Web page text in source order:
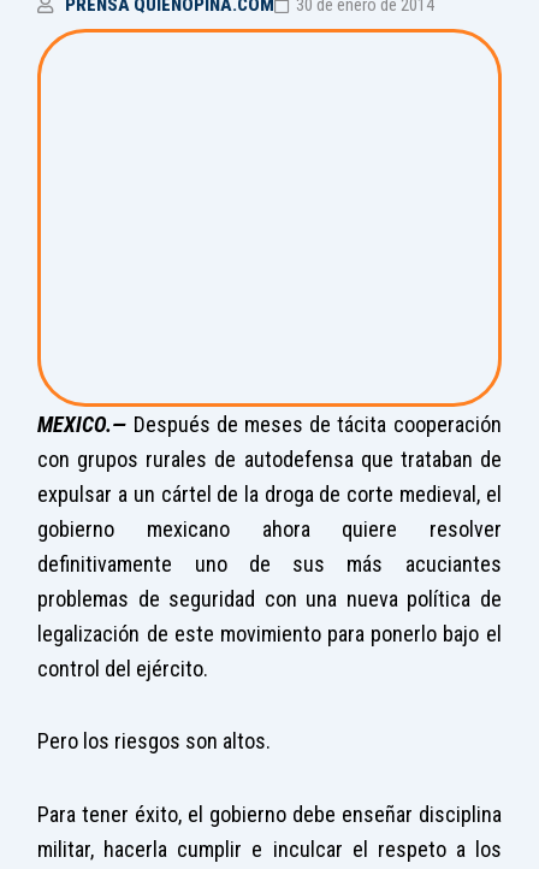
MEXICO.— Después de meses de tácita cooperación
con grupos rurales de autodefensa que trataban de
expulsar a un cártel de la droga de corte medieval, el
gobierno mexicano ahora quiere resolver
definitivamente uno de sus más acuciantes
problemas de seguridad con una nueva política de
legalización de este movimiento para ponerlo bajo el
control del ejército.
Pero los riesgos son altos.
Para tener éxito, el gobierno debe enseñar disciplina
militar, hacerla cumplir e inculcar el respeto a los